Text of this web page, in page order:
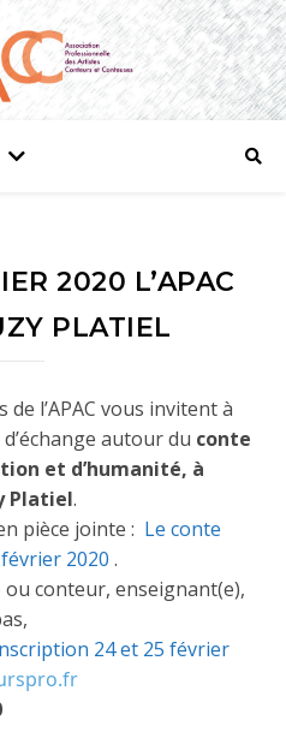
2020 L’APAC
PLATIEL
autour du conte
et d’humanité, à
Platiel.
pièce jointe : Le conte
2020 .
conteur, enseignant(e),
24 et 25 février